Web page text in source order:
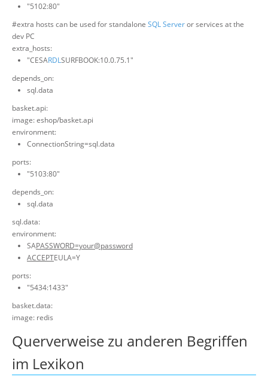
"5102:80"
#extra hosts can be used for standalone SQL Serveror services at the
dev PC
extra_hosts:
"CESARDLSURFBOOK:10.0.75.1"
depends_on:
sql.data
basket.api:
image: eshop/basket.api
environment:
ConnectionString=sql.data
ports:
"5103:80"
depends_on:
sql.data
sql.data:
environment:
SAPASSWORD=your@password
ACCEPTEULA=Y
ports:
"5434:1433"
basket.data:
image: redis
Querverweise zu anderen Begriffen
im Lexikon